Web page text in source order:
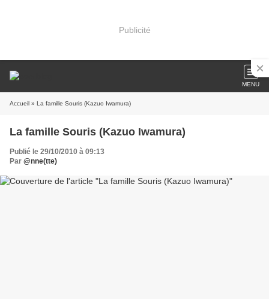
Publicité
MENU
Accueil » La famille Souris (Kazuo Iwamura)
La famille Souris (Kazuo Iwamura)
Publié le 29/10/2010 à 09:13
Par @nne(tte)